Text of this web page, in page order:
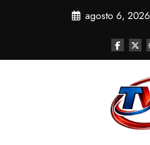
agosto 6, 2026